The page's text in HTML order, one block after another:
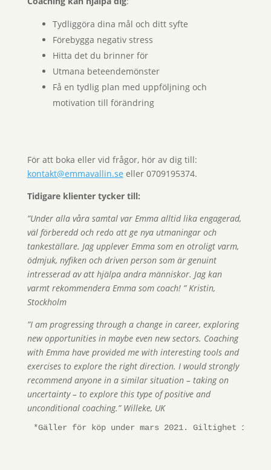
Tydliggöra dina mål och ditt syfte
Förebygga negativ stress
Hitta det du brinner för
Utmana beteendemönster
Få en tydlig plan med uppföljning och
motivation till förändring
För att boka eller vid frågor, hör av dig till:
kontakt@emmavallin.se eller 0709195374.
Tidigare klienter tycker till:
”Under alla våra samtal var Emma alltid lika engagerad,
väl förberedd och redo att ge nya utmaningar och
tankeställare. Jag upplever Emma som en otroligt varm,
ödmjuk, nyfiken och driven person som är genuint
intresserad av att hjälpa andra människor. Jag kan
varmt rekommendera Emma som coach! ” Kristin,
Stockholm
”I am progressing through a change in career, exploring
new opportunities in maybe even new sectors. Coaching
with Emma have provided me with interesting tools and
exercises to explore the right direction. I would strongly
recommend anyone in a similar situation – taking on
uncertainty – to explore this type of positive and
unconditional coaching.” Willeke, UK
*Gäller för köp under mars 2021. Giltighet 1 år